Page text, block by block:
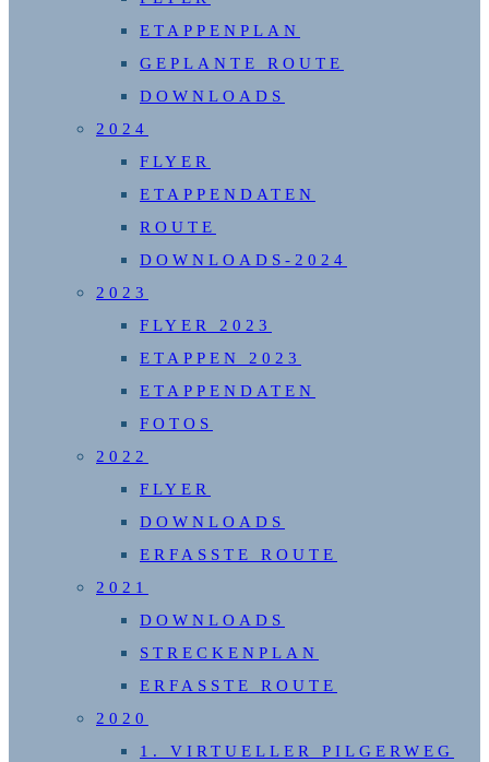
ETAPPENPLAN
GEPLANTE ROUTE
DOWNLOADS
2024
FLYER
ETAPPENDATEN
ROUTE
DOWNLOADS-2024
2023
FLYER 2023
ETAPPEN 2023
ETAPPENDATEN
FOTOS
2022
FLYER
DOWNLOADS
ERFASSTE ROUTE
2021
DOWNLOADS
STRECKENPLAN
ERFASSTE ROUTE
2020
1. VIRTUELLER PILGERWEG